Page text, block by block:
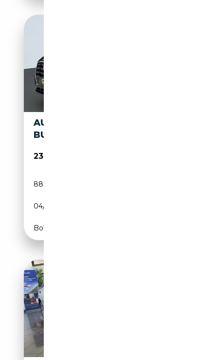
AUDI Q2 30 TDI S-TRONIC
BUISNESS
23 990€
88 507 km
04/2023
Boîte automatique